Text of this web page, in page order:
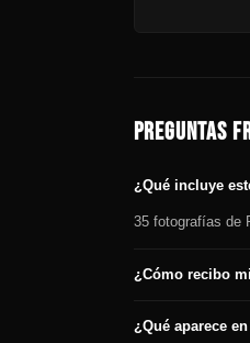
PREGUNTAS
¿Qué incluye
35 fotografías de
¿Cómo recibo
¿Qué aparece